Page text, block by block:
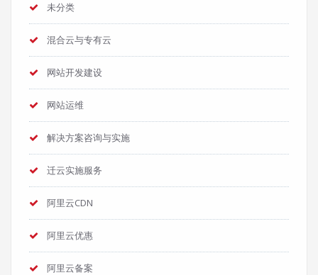
未分类
混合云与专有云
网站开发建设
网站运维
解决方案咨询与实施
迁云实施服务
阿里云CDN
阿里云优惠
阿里云备案